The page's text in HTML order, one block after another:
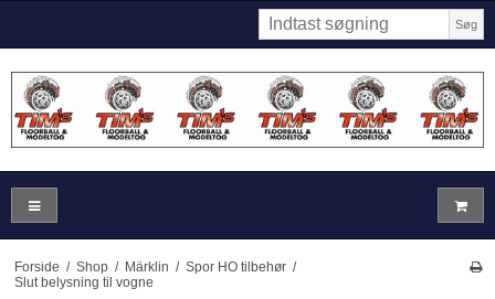
Søg
Forside / Shop / Märklin / Spor HO tilbehør /
Slut belysning til vogne